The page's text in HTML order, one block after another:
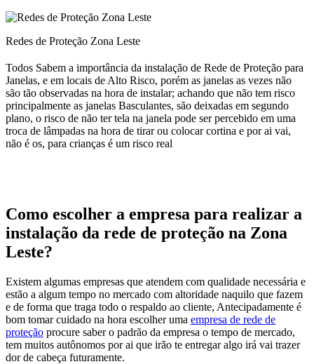
Redes de Proteção Zona Leste
Todos Sabem a importância da instalação de Rede de Proteção para
Janelas, e em locais de Alto Risco, porém as janelas as vezes não
são tão observadas na hora de instalar; achando que não tem risco
principalmente as janelas Basculantes, são deixadas em segundo
plano, o risco de não ter tela na janela pode ser percebido em uma
troca de lâmpadas na hora de tirar ou colocar cortina e por ai vai,
não é os, para crianças é um risco real
Como escolher a empresa para realizar a
instalação da rede de proteção na Zona
Leste?
Existem algumas empresas que atendem com qualidade necessária e
estão a algum tempo no mercado com altoridade naquilo que fazem
e de forma que traga todo o respaldo ao cliente, Antecipadamente é
bom tomar cuidado na hora escolher uma empresa de rede de
proteção procure saber o padrão da empresa o tempo de mercado,
tem muitos autônomos por ai que irão te entregar algo irá vai trazer
dor de cabeça futuramente.